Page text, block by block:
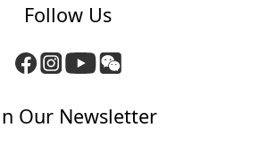
Follow Us
Our Newsletter